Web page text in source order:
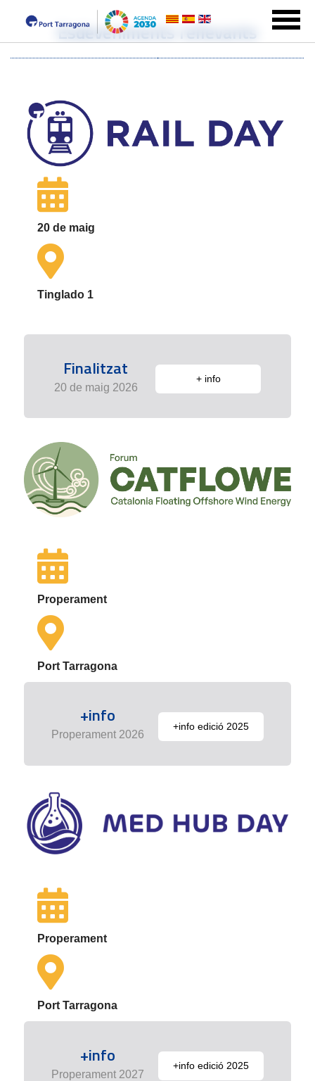
Esdeveniments rellevants
20 de maig
Tinglado 1
Finalitzat
20 de maig 2026
+ info
Properament
Port Tarragona
+info
Properament 2026
+info edició 2025
Properament
Port Tarragona
+info
Properament 2027
+info edició 2025